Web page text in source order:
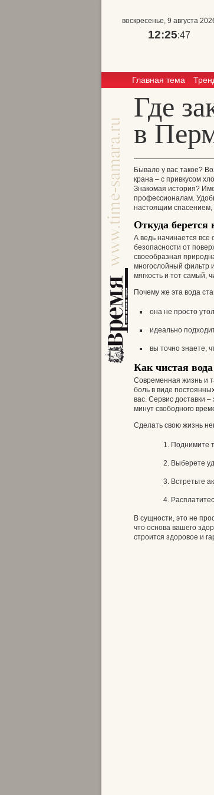
воскресенье, 9 августа
12:25:47
Главная тема
Где
в
Бывало у вас такое?
крана – с привкусом
Знакомая история?
профессионалам.
настоящим спасением,
Откуда берется
А ведь начинается все
безопасности от
своеобразная
многослойный фильтр
мягкость и тот самый,
Почему же эта вода
она не просто
идеально
вы точно знаете,
Как чистая
Современная жизнь и
боль в виде
вас. Сервис доставки
минут свободного
Сделать свою жизнь
Поднимите
Выберете
Встретьте
В сущности, это не
что основа вашего
строится здоровое и